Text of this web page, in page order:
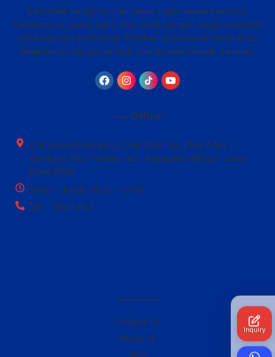
Kami tidak hanya menjual, tetapi juga melayani service,
maintenance, spare parts, dan rental dengan harga kompetitif
serta layanan profesional. Pastikan operasional bisnis Anda
tetap lancar dengan produk dan layanan terbaik dari kami
—– Office
Jl. Inspeksi Kalimalang, Grand Kalimas, Blok A No. 1,
Jatimulya, Kec. Tambun Sel., Kabupaten Bekasi, Jawa
Barat 17510
Senin – Jumat: 08:00 – 17:00
021 – 2956 6163
————–
Contact Us
About Us
Blog
Inquiry